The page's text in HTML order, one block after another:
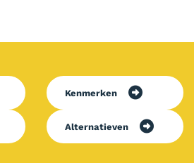
Kenmerken
Alternatieven